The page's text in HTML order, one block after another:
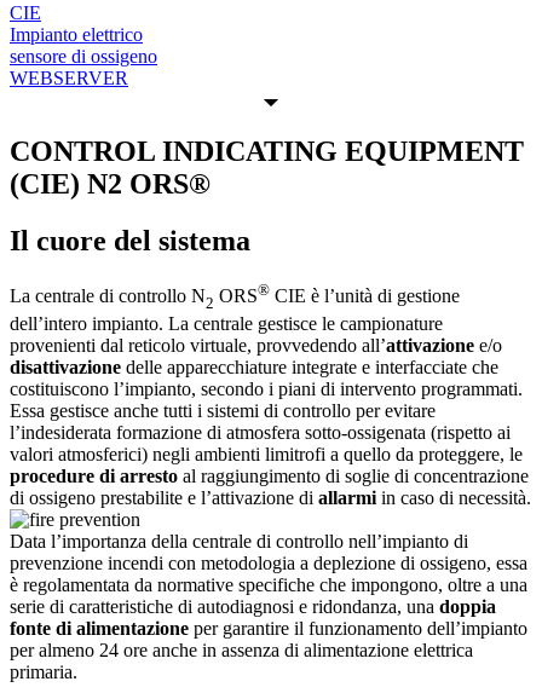
CIE
Impianto elettrico
sensore di ossigeno
WEBSERVER
CONTROL INDICATING EQUIPMENT
(CIE) N2 ORS®
Il cuore del sistema
La centrale di controllo N2 ORS® CIE è l’unità di gestione
dell’intero impianto. La centrale gestisce le campionature
provenienti dal reticolo virtuale, provvedendo all’attivazione e/o
disattivazione delle apparecchiature integrate e interfacciate che
costituiscono l’impianto, secondo i piani di intervento programmati.
Essa gestisce anche tutti i sistemi di controllo per evitare
l’indesiderata formazione di atmosfera sotto-ossigenata (rispetto ai
valori atmosferici) negli ambienti limitrofi a quello da proteggere, le
procedure di arresto al raggiungimento di soglie di concentrazione
di ossigeno prestabilite e l’attivazione di allarmi in caso di necessità.
Data l’importanza della centrale di controllo nell’impianto di
prevenzione incendi con metodologia a deplezione di ossigeno, essa
è regolamentata da normative specifiche che impongono, oltre a una
serie di caratteristiche di autodiagnosi e ridondanza, una doppia
fonte di alimentazione per garantire il funzionamento dell’impianto
per almeno 24 ore anche in assenza di alimentazione elettrica
primaria.